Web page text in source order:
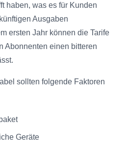
haben, was es für Kunden
Ausgaben
ersten Jahr können die Tarife
Abonnenten einen bitteren
sollten folgende Faktoren
Geräte